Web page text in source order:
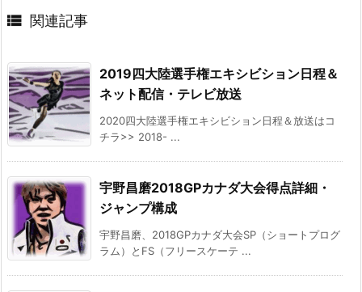
 関連記事
2019四大陸選手権エキシビション日程＆
ネット配信・テレビ放送
2020四大陸選手権エキシビション日程＆放送はコ
チラ>> 2018- ...
宇野昌磨2018GPカナダ大会得点詳細・
ジャンプ構成
宇野昌磨、2018GPカナダ大会SP（ショートプログ
ラム）とFS（フリースケーテ ...